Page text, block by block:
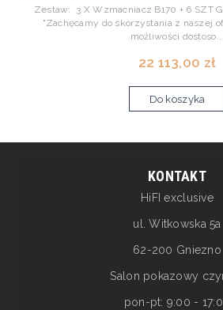
Zestaw: 3 X Wzmacniacz B170 + 6 SZT
"Zachęcamy do skorzystania z naszej
możliwości dostoso...
22 113,00 zł
Do koszyka
KONTAKT
HiFI exclusive
ul. Witkowska 5a
62-200 Gniezno
Salon pokazowy
pon-pt: 9:00 -